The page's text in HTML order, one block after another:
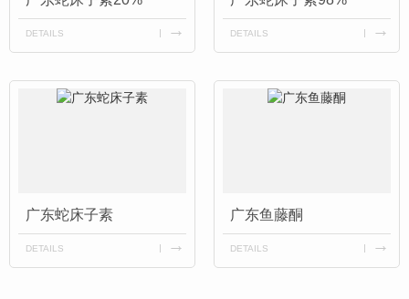
DETAILS DETAILS
广东蛇床子素
DETAILS
广东鱼藤酮
DETAILS